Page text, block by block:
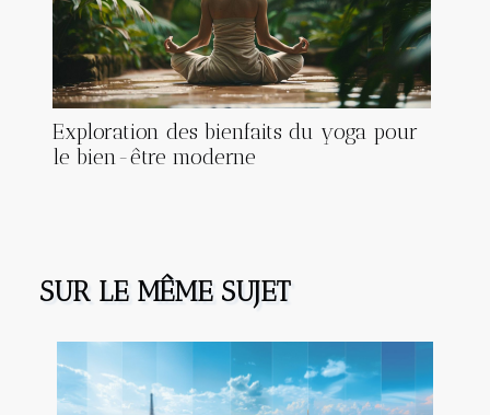
Exploration des bienfaits du yoga pour
le bien-être moderne
SUR LE MÊME SUJET